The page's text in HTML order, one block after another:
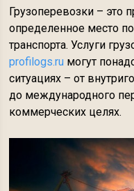
Грузоперевозки – это
определенное место
транспорта. Услуги
profilogs.ru могут
ситуациях – от
до международного
коммерческих целях.